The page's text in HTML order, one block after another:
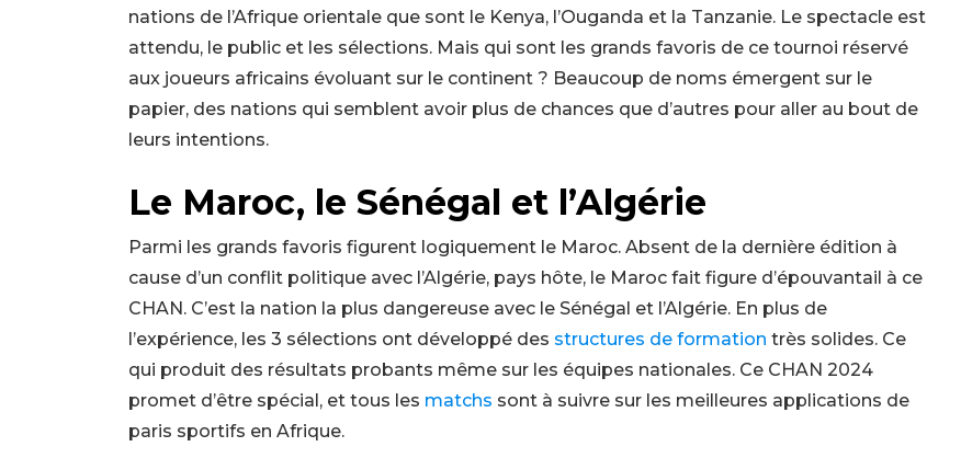
nations de l’Afrique orientale que sont le Kenya, l’Ouganda et la Tanzanie. Le spectacle est
attendu, le public et les sélections. Mais qui sont les grands favoris de ce tournoi réservé
aux joueurs africains évoluant sur le continent ? Beaucoup de noms émergent sur le
papier, des nations qui semblent avoir plus de chances que d’autres pour aller au bout de
leurs intentions.
Le Maroc, le Sénégal et l’Algérie
Parmi les grands favoris figurent logiquement le Maroc. Absent de la dernière édition à
cause d’un conflit politique avec l’Algérie, pays hôte, le Maroc fait figure d’épouvantail à ce
CHAN. C’est la nation la plus dangereuse avec le Sénégal et l’Algérie. En plus de
l’expérience, les 3 sélections ont développé des structures de formation très solides. Ce
qui produit des résultats probants même sur les équipes nationales. Ce CHAN 2024
promet d’être spécial, et tous les matchs sont à suivre sur les meilleures applications de
paris sportifs en Afrique.